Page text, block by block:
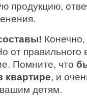
продукцию,
от
Помните, что
квартире, и
детям.